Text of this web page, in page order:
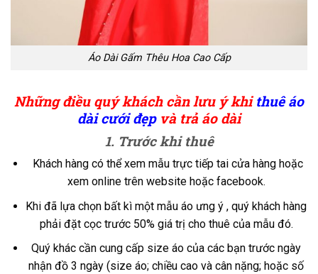
Áo Dài Gấm Thêu Hoa Cao Cấp
Những điều quý khách cần lưu ý khi thuê áo
dài cưới đẹpvà trả áo dài
1. Trước khi thuê
Khách hàng có thể xem mẫu trực tiếp tai cửa hàng hoặc
xem online trên website hoặc facebook.
Khi đã lựa chọn bất kì một mẫu áo ưng ý , quý khách hàng
phải đặt cọc trước 50% giá trị cho thuê của mẫu đó.
Quý khác cần cung cấp size áo của các bạn trước ngày
nhận đồ 3 ngày (size áo; chiều cao và cân nặng; hoặc số